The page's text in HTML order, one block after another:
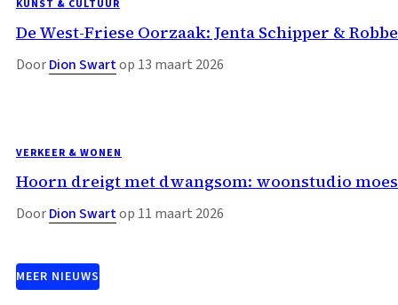
KUNST & CULTUUR
De West-Friese Oorzaak: Jenta Schipper &
DoorDion Swartop 13 maart 2026
VERKEER & WONEN
Hoorn dreigt met dwangsom: woonstudio
DoorDion Swartop 11 maart 2026
MEER NIEUWS